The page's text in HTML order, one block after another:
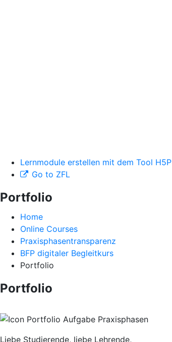
Lernmodule erstellen mit dem Tool H5P
Go to ZFL
Portfolio
Home
Online Courses
Praxisphasentransparenz
BFP digitaler Begleitkurs
Portfolio
Portfolio
Liebe Studierende, liebe Lehrende,